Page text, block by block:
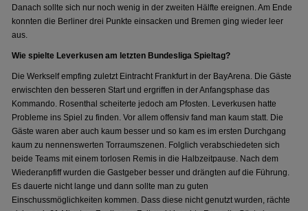
Danach sollte sich nur noch wenig in der zweiten Hälfte ereignen. Am Ende
konnten die Berliner drei Punkte einsacken und Bremen ging wieder leer
aus.
Wie spielte Leverkusen am letzten Bundesliga Spieltag?
Die Werkself empfing zuletzt Eintracht Frankfurt in der BayArena. Die Gäste
erwischten den besseren Start und ergriffen in der Anfangsphase das
Kommando. Rosenthal scheiterte jedoch am Pfosten. Leverkusen hatte
Probleme ins Spiel zu finden. Vor allem offensiv fand man kaum statt. Die
Gäste waren aber auch kaum besser und so kam es im ersten Durchgang
kaum zu nennenswerten Torraumszenen. Folglich verabschiedeten sich
beide Teams mit einem torlosen Remis in die Halbzeitpause. Nach dem
Wiederanpfiff wurden die Gastgeber besser und drängten auf die Führung.
Es dauerte nicht lange und dann sollte man zu guten
Einschussmöglichkeiten kommen. Dass diese nicht genutzt wurden, rächte